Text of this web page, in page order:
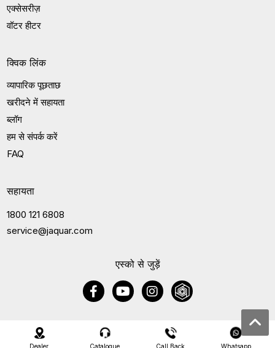
एस्को से जुड़ें
एक्सेसरीज़
वॉटर हीटर
क्विक लिंक
व्यापारिक पूछताछ
खरीदने में सहायता
ब्लॉग
हम से संपर्क करें
FAQ
सहायता
1800 121 6808
service@jaquar.com
Dealer Catalogue Call Back Whatsapp